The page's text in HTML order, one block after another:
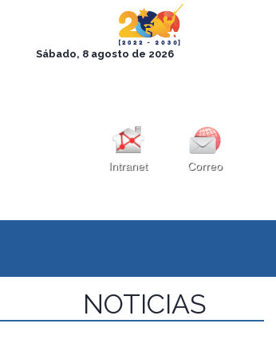
Correo
Intranet
NOTICIAS